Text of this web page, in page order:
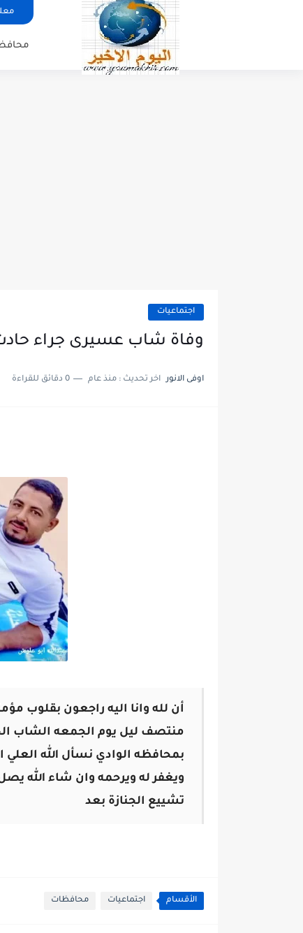
اجتماعيات
وفاة شاب عسيرى جراء حادث
اوفى الانور اخر تحديث : منذ عام 0 دقائق للقراءة
أن لله وانا اليه راجعون بقلوب
منتصف ليل يوم الجمعه الشاب
بمحافظه الوادي نسأل الله العلي
ويغفر له ويرحمه وان شاء الله
تشييع الجنازة بعد
الأقسام اجتماعيات محافظات